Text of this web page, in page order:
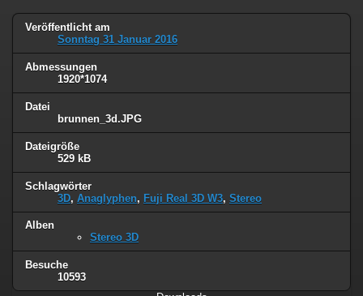
Veröffentlicht am
Sonntag 31 Januar 2016
Abmessungen
1920*1074
Datei
brunnen_3d.JPG
Dateigröße
529 kB
Schlagwörter
3D, Anaglyphen, Fuji Real 3D W3, Stereo
Alben
Stereo 3D
Besuche
10593